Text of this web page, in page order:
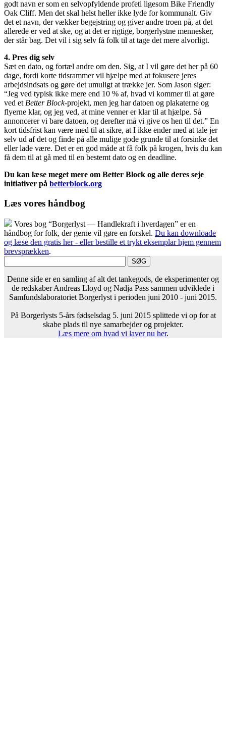
godt navn er som en selvopfyldende profeti ligesom Bike Friendly
Oak Cliff. Men det skal helst heller ikke lyde for kommunalt. Giv
det et navn, der vækker begejstring og giver andre troen på, at det
allerede er ved at ske, og at det er rigtige, borgerlystne mennesker,
der står bag. Det vil i sig selv få folk til at tage det mere alvorligt.
4. Pres dig selv
Sæt en dato, og fortæl andre om den. Sig, at I vil gøre det her på 60
dage, fordi korte tidsrammer vil hjælpe med at fokusere jeres
arbejdsindsats og gøre det umuligt at trække jer. Som Jason siger:
“Jeg ved typisk ikke mere end 10 % af, hvad vi kommer til at gøre
ved et Better Block-projekt, men jeg har datoen og plakaterne og
flyerne klar, og jeg ved, at mine venner er klar til at hjælpe. Så
annoncerer vi bare datoen, og derefter må vi give os hen til det.” En
kort tidsfrist kan være med til at sikre, at I ikke ender med at tale jer
selv ud af det og finde på alle mulige gode grunde til at forsinke det
eller lade være. Det er en god måde at få folk på krogen, hvis du kan
få dem til at gå med til en bestemt dato og en deadline.
Du kan læse meget mere om Better Block og alle deres seje
initiativer på betterblock.org
Læs vores håndbog
Vores bog “Borgerlyst — Handlekraft i hverdagen” er en
håndbog for folk, der gerne vil gøre en forskel. Du kan downloade
og læse den gratis her - eller bestille et trykt eksemplar hjem gennem
brevsprækken.
Denne side er en samling af alt det tankegods, de eksperimenter og
de redskaber Andreas Lloyd og Nadja Pass sammen udviklede i
Samfundslaboratoriet Borgerlyst i perioden juni 2010 - juni 2015.
På Borgerlysts 5-års fødselsdag 5. juni 2015 splittede vi op for at
skabe plads til nye samarbejder og projekter.
Læs mere om hvad vi laver nu her.